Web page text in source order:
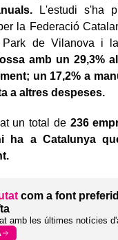
L'estudi s'ha
la Federació
Park de Vilanova i
amb un 29,3%
un 17,2% a
a altres despeses.
un total de236
ha a Catalunya
com a font
amb les últimes notícies